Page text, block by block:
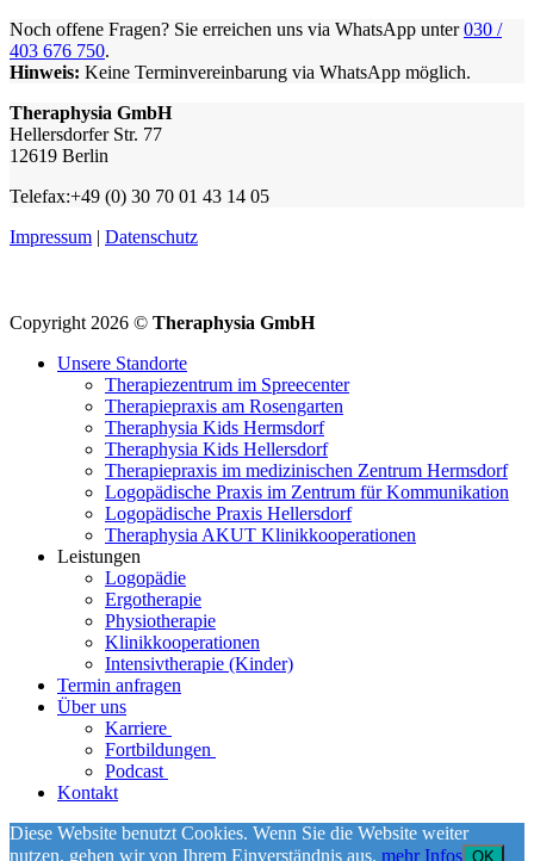
Noch offene Fragen? Sie erreichen uns via WhatsApp unter030 /
403 676 750.
Hinweis: Keine Terminvereinbarung via WhatsApp möglich.
Theraphysia GmbH
Hellersdorfer Str. 77
12619 Berlin
Telefax:+49 (0) 30 70 01 43 14 05
Impressum | Datenschutz
Copyright 2026 © Theraphysia GmbH
Unsere Standorte
Therapiezentrum im Spreecenter
Therapiepraxis am Rosengarten
Theraphysia Kids Hermsdorf
Theraphysia Kids Hellersdorf
Therapiepraxis im medizinischen Zentrum Hermsdorf
Logopädische Praxis im Zentrum für Kommunikation
Logopädische Praxis Hellersdorf
Theraphysia AKUT Klinikkooperationen
Leistungen
Logopädie
Ergotherapie
Physiotherapie
Klinikkooperationen
Intensivtherapie (Kinder)
Termin anfragen
Über uns
Karriere
Fortbildungen
Podcast
Kontakt
Diese Website benutzt Cookies. Wenn Sie die Website weiter
nutzen, gehen wir von Ihrem Einverständnis aus. mehr Infos OK